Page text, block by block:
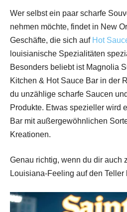
Wer selbst ein paar scharfe
nehmen möchte, findet in New
Geschäfte, die sich auf Hot
louisianische Spezialitäten
Besonders beliebt ist Magnolia
Kitchen & Hot Sauce Bar in der
du unzählige scharfe Saucen
Produkte. Etwas spezieller wird
Bar mit außergewöhnlichen
Kreationen.
Genau richtig, wenn du dir auch
Louisiana-Feeling auf den Teller